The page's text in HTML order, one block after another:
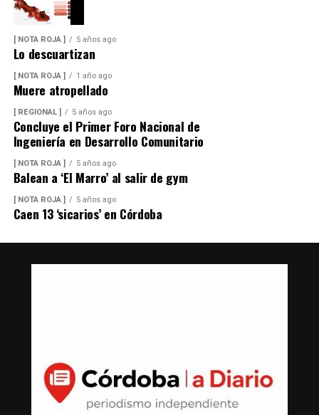
[ NOTA ROJA ] 5 años ago
Lo descuartizan
[ NOTA ROJA ] 1 año ago
Muere atropellado
[ REGIONAL ] 5 años ago
Concluye el Primer Foro Nacional de
Ingeniería en Desarrollo Comunitario
[ NOTA ROJA ] 5 años ago
Balean a ‘El Marro’ al salir de gym
[ NOTA ROJA ] 5 años ago
Caen 13 ‘sicarios’ en Córdoba